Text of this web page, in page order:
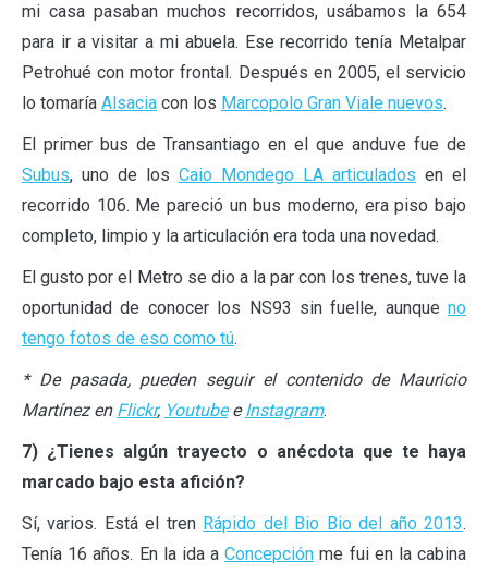
mi casa pasaban muchos recorridos, usábamos la 654
para ir a visitar a mi abuela. Ese recorrido tenía Metalpar
Petrohué con motor frontal. Después en 2005, el servicio
lo tomaría Alsacia con los Marcopolo Gran Viale nuevos.
El primer bus de Transantiago en el que anduve fue de
Subus, uno de los Caio Mondego LA articulados en el
recorrido 106. Me pareció un bus moderno, era piso bajo
completo, limpio y la articulación era toda una novedad.
El gusto por el Metro se dio a la par con los trenes, tuve la
oportunidad de conocer los NS93 sin fuelle, aunque no
tengo fotos de eso como tú.
* De pasada, pueden seguir el contenido de Mauricio
Martínez en Flickr, YoutubeeInstagram.
7) ¿Tienes algún trayecto o anécdota que te haya
marcado bajo esta afición?
Sí, varios. Está el tren Rápido del Bio Bio del año 2013.
Tenía 16 años. En la ida aConcepción me fui en la cabina